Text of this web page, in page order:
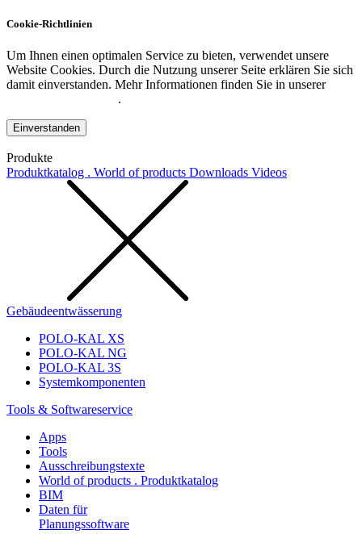
Cookie-Richtlinien
Um Ihnen einen optimalen Service zu bieten, verwendet unsere
Website Cookies. Durch die Nutzung unserer Seite erklären Sie sich
damit einverstanden. Mehr Informationen finden Sie in unserer
.
Einverstanden
Produkte
Produktkatalog . World of products Downloads Videos
Gebäudeentwässerung
POLO-KAL XS
POLO-KAL NG
POLO-KAL 3S
Systemkomponenten
Tools & Softwareservice
Apps
Tools
Ausschreibungstexte
World of products . Produktkatalog
BIM
Daten für
Planungssoftware